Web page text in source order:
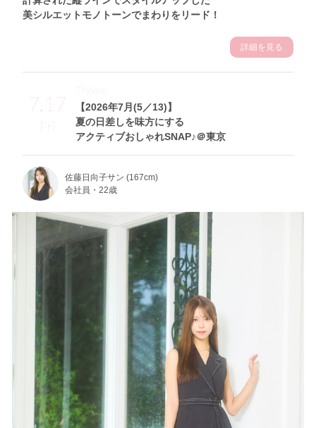
美シルエットモノトーンでまわりをリード！
詳細を見る
7.17
Fri
【2026年7月(5／13)】
夏の日差しを味方にする
アクティブおしゃれSNAP♪＠東京
Theme
佐藤日向子サン (167cm)
会社員・22歳